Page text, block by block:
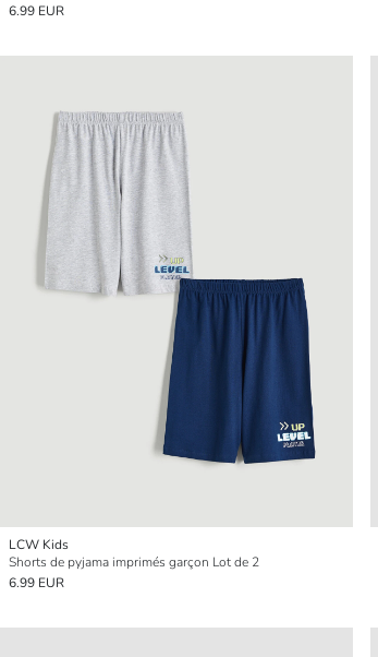
6.99 EUR
LCW Kids
Shorts de pyjama imprimés garçon Lot de 2
6.99 EUR